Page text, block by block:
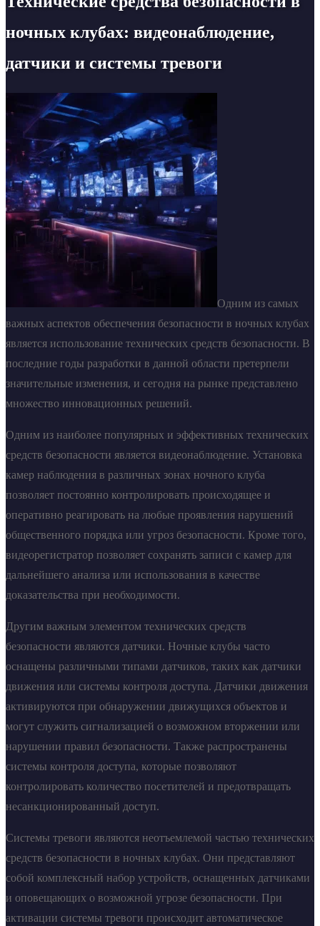
ночных клубах: видеонаблюдение,
датчики и системы тревоги
Одним из самых
важных аспектов обеспечения безопасности в ночных клубах
является использование технических средств безопасности. В
последние годы разработки в данной области претерпели
значительные изменения, и сегодня на рынке представлено
множество инновационных решений.
Одним из наиболее популярных и эффективных технических
средств безопасности является видеонаблюдение. Установка
камер наблюдения в различных зонах ночного клуба
позволяет постоянно контролировать происходящее и
оперативно реагировать на любые проявления нарушений
общественного порядка или угроз безопасности. Кроме того,
видеорегистратор позволяет сохранять записи с камер для
дальнейшего анализа или использования в качестве
доказательства при необходимости.
Другим важным элементом технических средств
безопасности являются датчики. Ночные клубы часто
оснащены различными типами датчиков, таких как датчики
движения или системы контроля доступа. Датчики движения
активируются при обнаружении движущихся объектов и
могут служить сигнализацией о возможном вторжении или
нарушении правил безопасности. Также распространены
системы контроля доступа, которые позволяют
контролировать количество посетителей и предотвращать
несанкционированный доступ.
Системы тревоги являются неотъемлемой частью технических
средств безопасности в ночных клубах. Они представляют
собой комплексный набор устройств, оснащенных датчиками
и оповещающих о возможной угрозе безопасности. При
активации системы тревоги происходит автоматическое